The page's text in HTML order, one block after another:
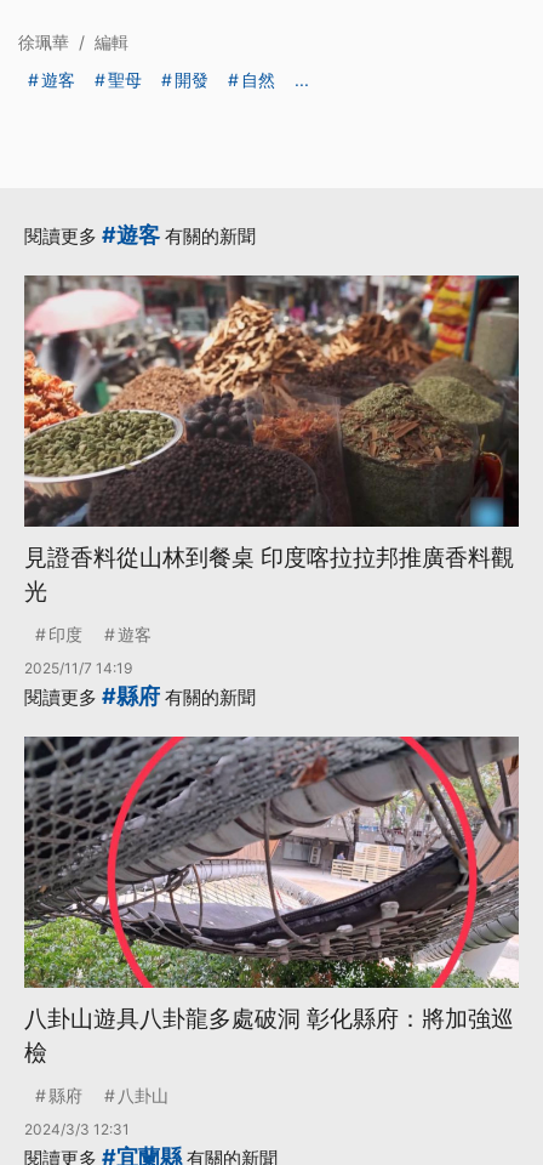
徐珮華 / 編輯
遊客
聖母 開發 自然 ...
閱讀更多 #遊客 有關的新聞
見證香料從山林到餐桌 印度喀拉拉邦推廣香料觀
光
印度 遊客
2025/11/7 14:19
閱讀更多 #縣府 有關的新聞
八卦山遊具八卦龍多處破洞 彰化縣府：將加強巡
檢
縣府 八卦山
2024/3/3 12:31
閱讀更多 #宜蘭縣有關的新聞